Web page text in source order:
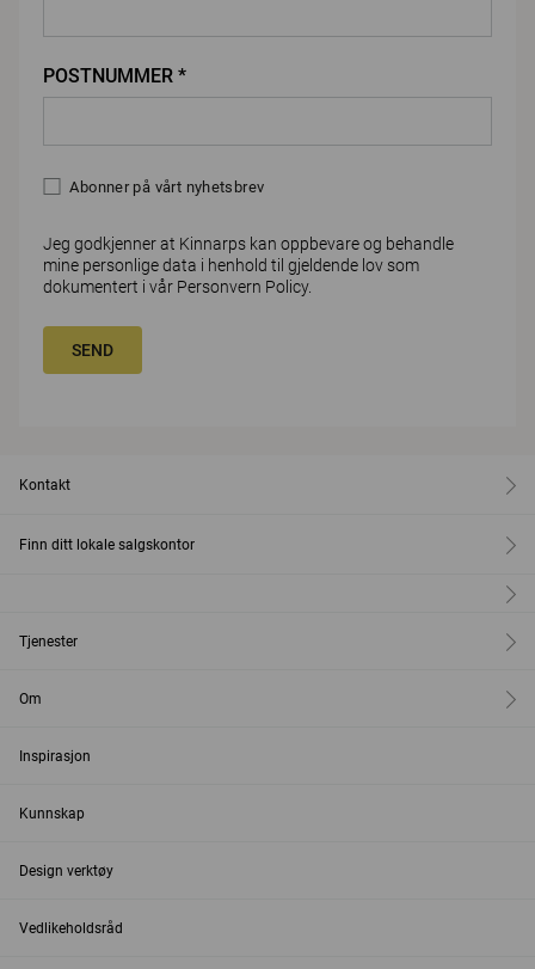
POSTNUMMER *
Abonner på vårt nyhetsbrev
Jeg godkjenner at Kinnarps kan oppbevare og behandle
mine personlige data i henhold til gjeldende lov som
dokumentert i vår Personvern Policy.
SEND
Kontakt
Finn ditt lokale salgskontor
Tjenester
Om
Inspirasjon
Kunnskap
Design verktøy
Vedlikeholdsråd